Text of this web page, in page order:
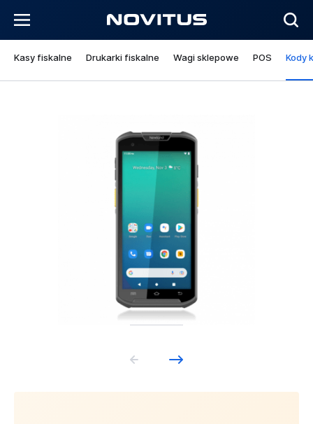
Kasy fiskalne Drukarki fiskalne Wagi sklepowe POS Kody